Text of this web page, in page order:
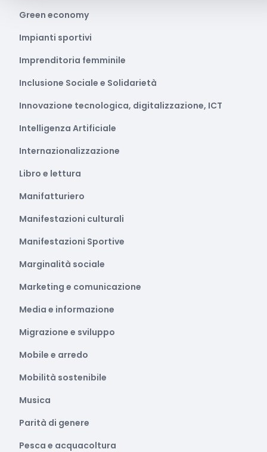
Green economy
Impianti sportivi
Imprenditoria femminile
Inclusione Sociale e Solidarietà
Innovazione tecnologica, digitalizzazione, ICT
Intelligenza Artificiale
Internazionalizzazione
Libro e lettura
Manifatturiero
Manifestazioni culturali
Manifestazioni Sportive
Marginalità sociale
Marketing e comunicazione
Media e informazione
Migrazione e sviluppo
Mobile e arredo
Mobilità sostenibile
Musica
Parità di genere
Pesca e acquacoltura